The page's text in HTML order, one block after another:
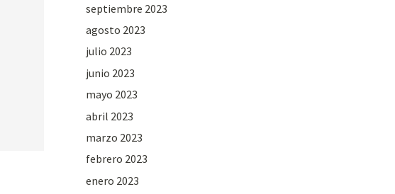
septiembre 2023
agosto 2023
julio 2023
junio 2023
mayo 2023
abril 2023
marzo 2023
febrero 2023
enero 2023